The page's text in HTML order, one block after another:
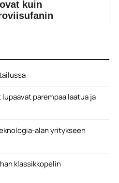
kuin
parempaa laatua ja
alan yritykseen
klassikkopelin